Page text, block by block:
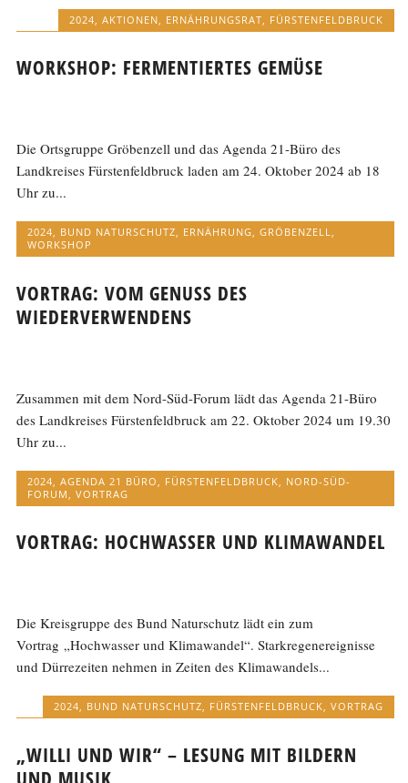
2024, AKTIONEN, ERNÄHRUNGSRAT, FÜRSTENFELDBRUCK
WORKSHOP: FERMENTIERTES GEMÜSE
Die Ortsgruppe Gröbenzell und das Agenda 21-Büro des
Landkreises Fürstenfeldbruck laden am 24. Oktober 2024 ab 18
Uhr zu...
2024, BUND NATURSCHUTZ, ERNÄHRUNG,GRÖBENZELL,
WORKSHOP
VORTRAG: VOM GENUSS DES
WIEDERVERWENDENS
Zusammen mit dem Nord-Süd-Forum lädt das Agenda 21-Büro
des Landkreises Fürstenfeldbruck am 22. Oktober 2024 um 19.30
Uhr zu...
2024 ,AGENDA 21 BÜRO FÜRSTENFELDBRUCK
NORD-SÜD-
FORUM
,VORTRAG
VORTRAG: HOCHWASSER UND KLIMAWANDEL
Die Kreisgruppe des Bund Naturschutz lädt ein zum
Vortrag „Hochwasser und Klimawandel“. Starkregenereignisse
und Dürrezeiten nehmen in Zeiten des Klimawandels...
2024, BUND NATURSCHUTZ, FÜRSTENFELDBRUCK, VORTRAG
„WILLI UND WIR“ – LESUNG MIT BILDERN